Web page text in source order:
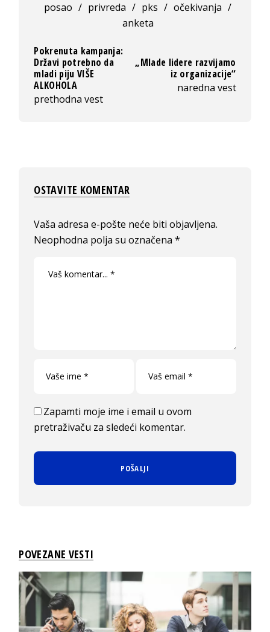
posao / privreda / pks / očekivanja /
anketa
Pokrenuta kampanja:
Državi potrebno da
mladi piju VIŠE
ALKOHOLA
prethodna vest
„Mlade lidere razvijamo
iz organizacije“
naredna vest
OSTAVITE KOMENTAR
Vaša adresa e-pošte neće biti objavljena.
Neophodna polja su označena*
Zapamti moje ime i email u ovom
pretraživaču za sledeći komentar.
POVEZANE VESTI